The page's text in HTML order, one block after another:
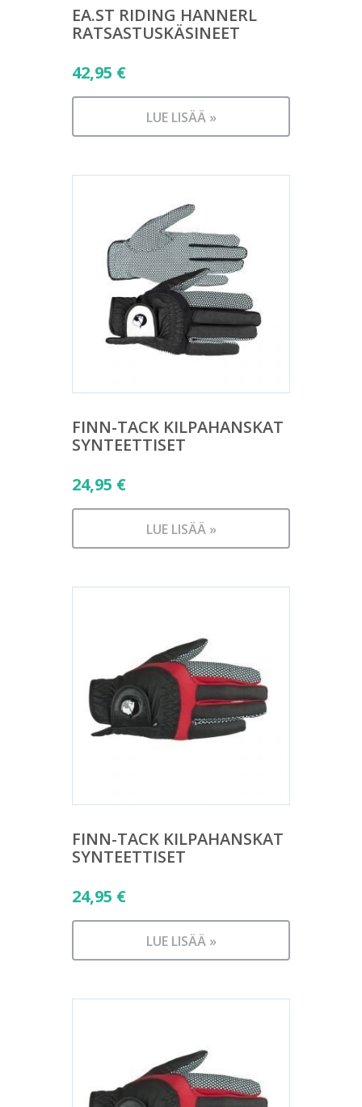
EA.ST RIDING HANNERL
RATSASTUSKÄSINEET
42,95 €
LUE LISÄÄ »
FINN-TACK KILPAHANSKAT
SYNTEETTISET
24,95 €
LUE LISÄÄ »
FINN-TACK KILPAHANSKAT
SYNTEETTISET
24,95 €
LUE LISÄÄ »